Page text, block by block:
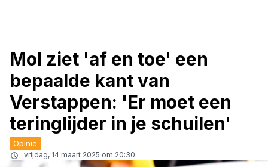
Mol ziet 'af en toe' een
bepaalde kant van
Verstappen: 'Er moet een
teringlijder in je schuilen'
Opinie
vrijdag, 14 maart 2025 om 20:30